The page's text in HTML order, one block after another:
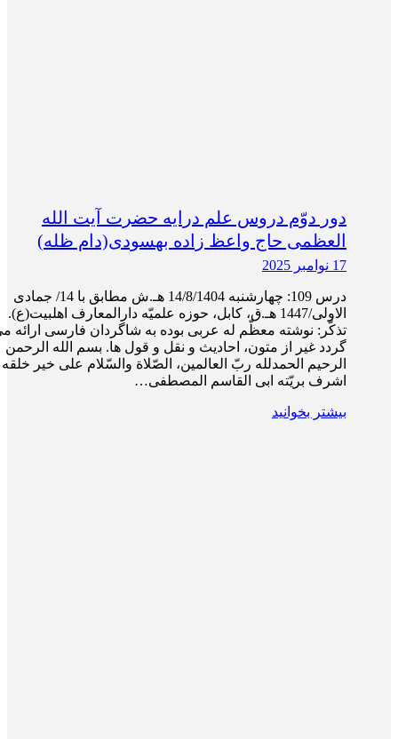
دور دوّم دروس علم درایه حضرت آیت الله
العظمی حاج واعظ زاده بهسودی(دام ظله)
17 نوامبر 2025
درس 109: چهار‌شنبه 14/8/1404 هـ.ش مطابق با 14/ جمادی
الاولی/1447 هـ.ق، کابل، حوزه علمیّه دارالمعارف اهلبیت(ع).
تذکّر: نوشته معظّم له عربی بوده به شاگردان فارسی ارائه
گردد غیر از متون، احادیث و نقل و قول ها. بسم الله الرحمن
الرحیم الحمدلله ربّ العالمین، الصّلاة والسّلام علی خیر
اشرف بریّته ابی القاسم المصطفی…
بیشتر بخوانید